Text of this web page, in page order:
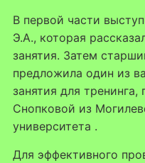
В первой части
Э.А., которая
занятия. Затем
предложила один из
занятия для
Снопковой из
университета .
Для эффективного